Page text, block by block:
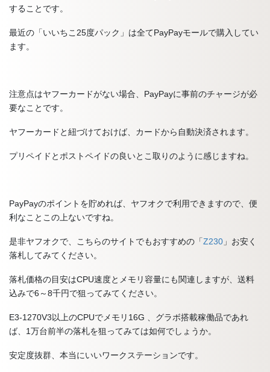
することです。
最近の「いいちこ25度パック」は全てPayPayモールで購入してい
ます。
注意点はヤフーカードがない場合、PayPayに事前のチャージが必
要なことです。
ヤフーカードと紐づけておけば、カードから自動決済されます。
プリペイドとポストペイドの良いとこ取りのように感じますね。
PayPayのポイントを貯めれば、ヤフオクで利用できますので、便
利なことこの上ないですね。
是非ヤフオクで、こちらのサイトでもおすすめの「Z230 」お安く
落札してみてください。
落札価格の目安はCPU速度とメモリ容量にも関連しますが、送料
込みで6～8千円で狙ってみてください。
E3-1270V3以上のCPUでメモリ16G 、グラボ搭載稼働品であれ
ば、1万台前半の落札を狙ってみては如何でしょうか。
安定度抜群、本当にいいワークステーションです。